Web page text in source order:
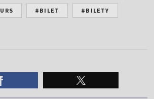
#BILET #BILETY